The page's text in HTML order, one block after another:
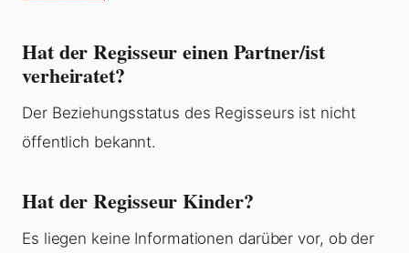
Hat der Regisseur einen Partner/ist
verheiratet?
Der Beziehungsstatus des Regisseurs ist nicht
öffentlich bekannt.
Hat der Regisseur Kinder?
Es liegen keine Informationen darüber vor, ob der